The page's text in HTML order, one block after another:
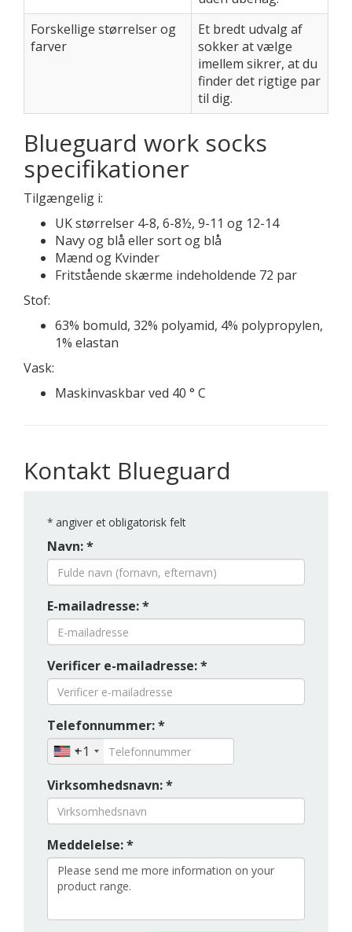
Forskellige størrelser og
farver
Et bredt udvalg af
sokker at vælge
imellem sikrer, at du
finder det rigtige par
til dig.
Blueguard work socks
specifikationer
Tilgængelig i:
UK størrelser 4-8, 6-8½, 9-11 og 12-14
Navy og blå eller sort og blå
Mænd og Kvinder
Fritstående skærme indeholdende 72 par
Stof:
63% bomuld, 32% polyamid, 4% polypropylen,
1% elastan
Vask:
Maskinvaskbar ved 40 ° C
Kontakt Blueguard
* angiver et obligatorisk felt
Navn: *
E-mailadresse: *
Verificer e-mailadresse: *
Telefonnummer: *
+1
Virksomhedsnavn: *
Meddelelse: *